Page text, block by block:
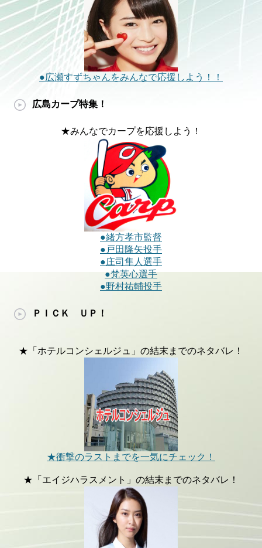
●広瀬すずちゃんをみんなで応援しよう！！
広島カープ特集！
★みんなでカープを応援しよう！
●緒方孝市監督
●戸田隆矢投手
●庄司隼人選手
●梵英心選手
●野村祐輔投手
ＰＩＣＫ ＵＰ！
★「ホテルコンシェルジュ」の結末までのネタバレ！
★衝撃のラストまでを一気にチェック！
★「エイジハラスメント」の結末までのネタバレ！